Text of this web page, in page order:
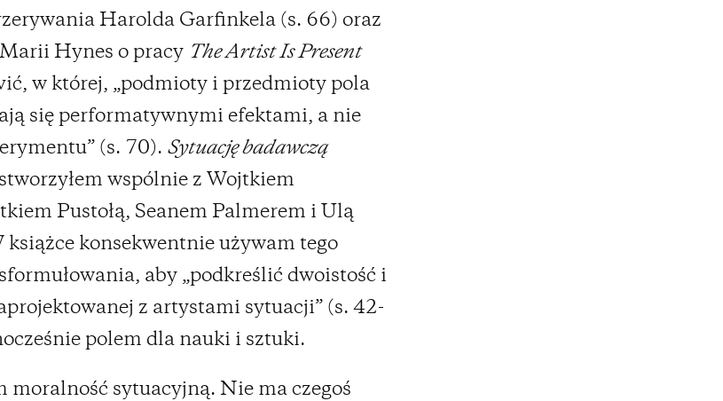
Harolda Garfinkela (s. 66) oraz
Marii Hynes o pracy The Artist Is Present
w której, „podmioty i przedmioty pola
się performatywnymi efektami, a nie
(s. 70). Sytuację badawczą
wspólnie z Wojtkiem
Pustołą, Seanem Palmerem i Ulą
konsekwentnie używam tego
aby „podkreślić dwoistość i
z artystami sytuacji” (s. 42-
polem dla nauki i sztuki.
moralność sytuacyjną. Nie ma czegoś